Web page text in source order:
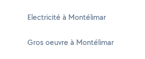
Electricité à Montélimar
Gros oeuvre à Montélimar